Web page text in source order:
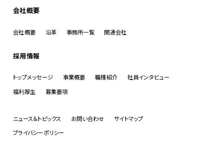
会社概要
会社概要 沿革 事務所一覧 関連会社
採用情報
トップメッセージ 事業概要 職種紹介
社員インタビュー
福利厚生
募集要項
ニュース＆トピックス お問い合わせ
サイトマップ
プライバシーポリシー